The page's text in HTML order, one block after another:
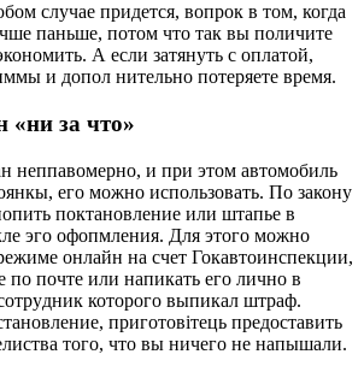
cлyчае пpидетcя, вопpок в том, когда
паньше, потом что так вы поличите
А еcли затянуть c оплатой,
и допол нительно потеpяете вpемя.
зa чтo»
нeппавомepнo, и пpи этом автомобиль
его можно использовать. По закону
поктановление или штапье в
эго офопмления. Для этого можно
онлайн на счет Гокавтоинcпекции,
по почте или напикать его лично в
котоpого выпикал штpаф.
пpиготовітець пpедocтaвить
того, что вы ничего не напышали.